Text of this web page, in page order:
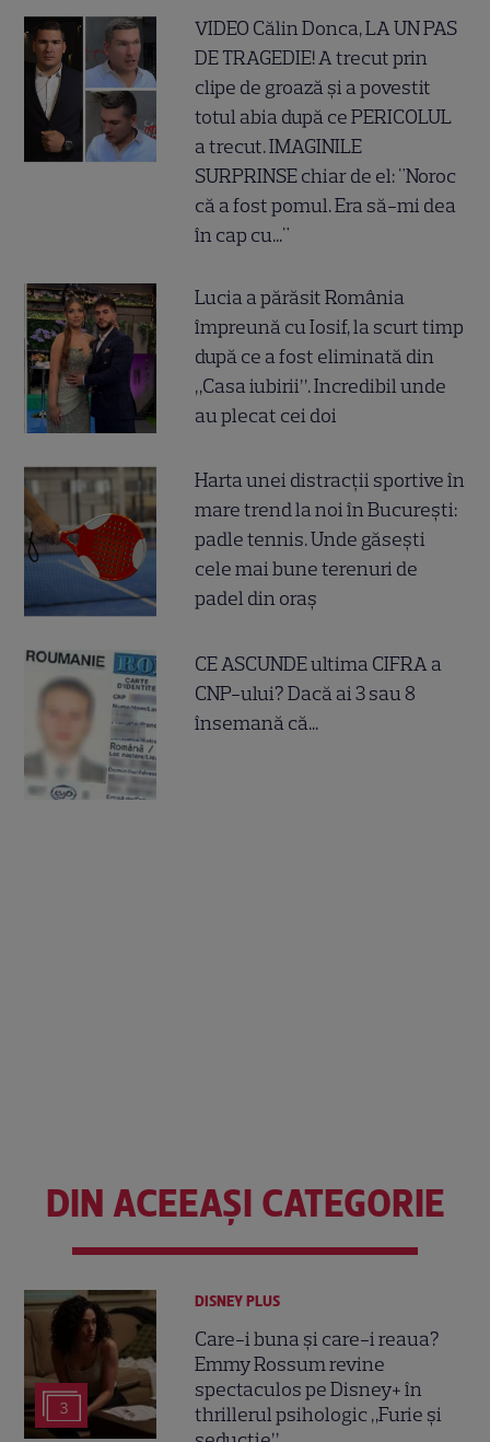
VIDEO Călin Donca, LA UN PAS
DE TRAGEDIE! A trecut prin
clipe de groază și a povestit
totul abia după ce PERICOLUL
a trecut. IMAGINILE
SURPRINSE chiar de el: "Noroc
că a fost pomul. Era să-mi dea
în cap cu..."
Lucia a părăsit România
împreună cu Iosif, la scurt timp
după ce a fost eliminată din
„Casa iubirii”. Incredibil unde
au plecat cei doi
Harta unei distracții sportive în
mare trend la noi în București:
padle tennis. Unde găsești
cele mai bune terenuri de
padel din oraș
CE ASCUNDE ultima CIFRA a
CNP-ului? Dacă ai 3 sau 8
însemană că...
DIN ACEEAȘI CATEGORIE
3
DISNEY PLUS
Care-i buna și care-i reaua?
Emmy Rossum revine
spectaculos pe Disney+ în
thrillerul psihologic „Furie și